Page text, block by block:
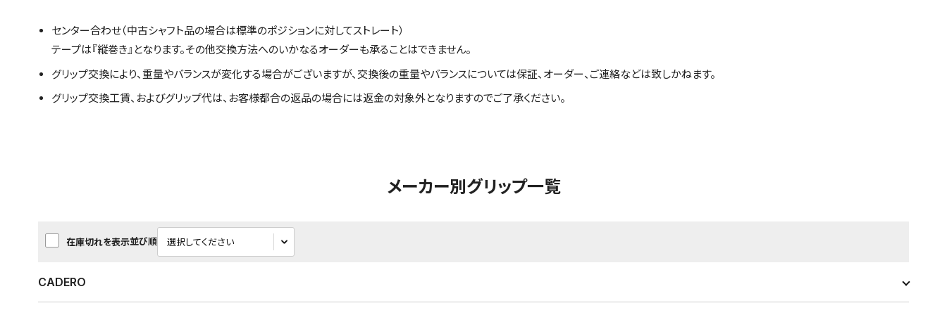
センター合わせ（中古シャフト品の場合は標準のポジションに対してストレート）
テープは『縦巻き』となります。その他交換方法へのいかなるオーダーも承ることはできません。
グリップ交換により、重量やバランスが変化する場合がございますが、交換後の重量やバランスについては保証、オーダー、ご連絡などは致しかねます。
グリップ交換工賃、およびグリップ代は、お客様都合の返品の場合には返金の対象外となりますのでご了承ください。
メーカー別グリップ一覧
在庫切れを表示並び順
CADERO